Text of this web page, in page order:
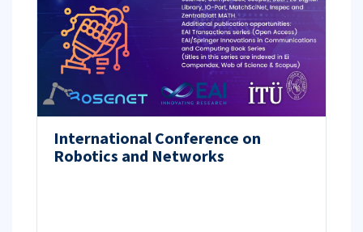
International Conference on
Robotics and Networks